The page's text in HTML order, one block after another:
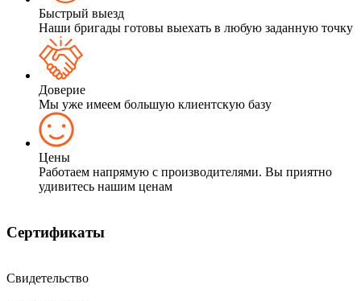
Быстрый выезд
Наши бригады готовы выехать в любую заданную точку
Доверие
Мы уже имеем большую клиентскую базу
Цены
Работаем напрямую с производителями. Вы приятно
удивитесь нашим ценам
Сертификаты
Свидетельство